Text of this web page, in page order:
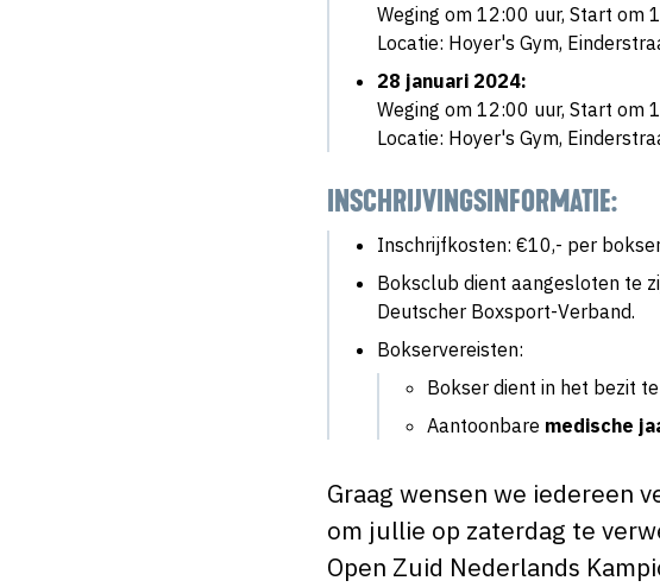
Weging om 12:00 uur, Start om
Locatie: Hoyer's Gym,
28 januari 2024:
Weging om 12:00 uur, Start om
Locatie: Hoyer's Gym,
INSCHRIJVINGSINFORMATIE:
Inschrijfkosten: €10,- per
Boksclub dient aangesloten te
Deutscher Boxsport-Verband.
Bokservereisten:
Bokser dient in het bezit
Aantoonbare medische
Graag wensen we iedereen
om jullie op zaterdag te
Open Zuid Nederlands